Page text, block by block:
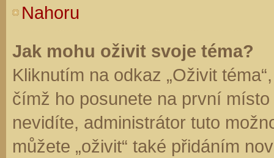
Nahoru
Jak mohu oživit svoje téma?
Kliknutím na odkaz „Oživit
čímž ho posunete na první
nevidíte, administrátor tuto
můžete „oživit“ také přidáním